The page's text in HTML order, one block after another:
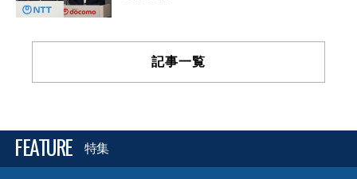
記事一覧
FEATURE 特集